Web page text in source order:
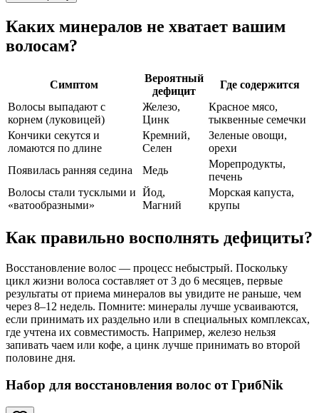
Каких минералов не хватает вашим
волосам?
Симптом
Вероятный
дефицит
Где содержится
Волосы выпадают с
корнем (луковицей)
Железо,
Цинк
Красное мясо,
тыквенные семечки
Кончики секутся и
ломаются по длине
Кремний,
Селен
Зеленые овощи,
орехи
Появилась ранняя седина
Медь
Морепродукты,
печень
Волосы стали тусклыми и
«ватообразными»
Йод,
Магний
Морская капуста,
крупы
Как правильно восполнять дефициты?
Восстановление волос — процесс небыстрый. Поскольку
цикл жизни волоса составляет от 3 до 6 месяцев, первые
результаты от приема минералов вы увидите не раньше, чем
через 8–12 недель. Помните: минералы лучше усваиваются,
если принимать их раздельно или в специальных комплексах,
где учтена их совместимость. Например, железо нельзя
запивать чаем или кофе, а цинк лучше принимать во второй
половине дня.
Набор для восстановления волос от ГрибNik